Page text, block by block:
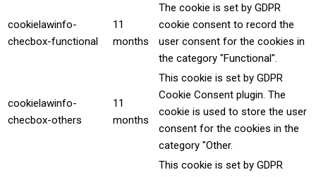
cookielawinfo-
checbox-functional
11
months
The cookie is set by GDPR
cookie consent to record the
user consent for the cookies in
the category "Functional".
cookielawinfo-
checbox-others
11
months
This cookie is set by GDPR
Cookie Consent plugin. The
cookie is used to store the user
consent for the cookies in the
category "Other.
This cookie is set by GDPR